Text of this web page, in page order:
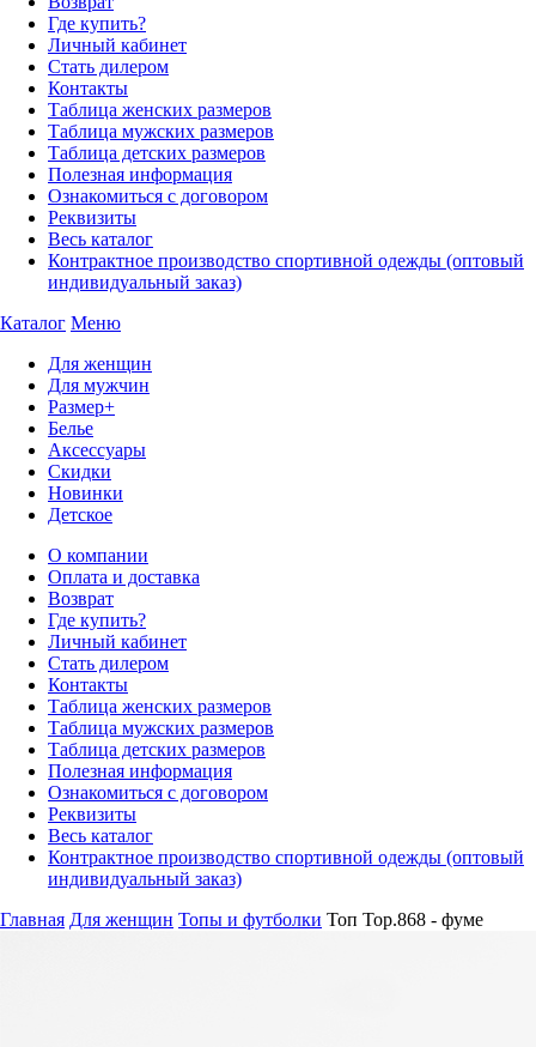
Где купить?
Личный кабинет
Стать дилером
Контакты
Таблица женских размеров
Таблица мужских размеров
Таблица детских размеров
Полезная информация
Ознакомиться с договором
Реквизиты
Весь каталог
Контрактное производство спортивной одежды (оптовый
индивидуальный заказ)
Каталог Меню
Для женщин
Для мужчин
Размер+
Белье
Аксессуары
Скидки
Новинки
Детское
О компании
Оплата и доставка
Возврат
Где купить?
Личный кабинет
Стать дилером
Контакты
Таблица женских размеров
Таблица мужских размеров
Таблица детских размеров
Полезная информация
Ознакомиться с договором
Реквизиты
Весь каталог
Контрактное производство спортивной одежды (оптовый
индивидуальный заказ)
Главная Для женщин Топы и футболки Топ Top.868 - фуме